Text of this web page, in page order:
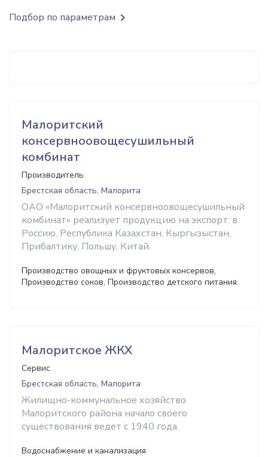
Малоритский
консервноовощесушильный
комбинат
Производитель
Брестская область, Малорита
ОАО «Малоритский консервноовощесушильный
комбинат» реализует продукцию на экспорт: в
Россию, Республика Казахстан, Кыргызыстан,
Прибалтику, Польшу, Китай.
Производство овощных и фруктовых консервов,
Производство соков, Производство детского питания
Малоритское ЖКХ
Сервис
Брестская область, Малорита
Жилищно-коммунальное хозяйство
Малоритского района начало своего
существования ведет с 1940 года.
Водоснабжение и канализация
Подбор по параметрам